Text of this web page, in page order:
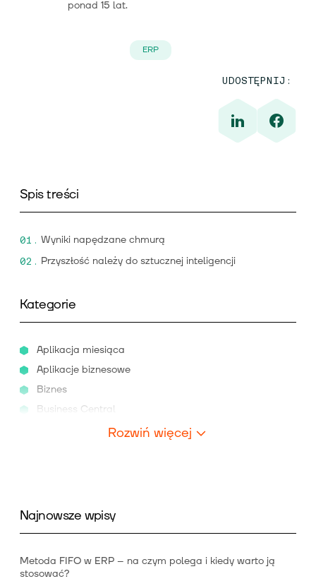
ponad 15 lat.
ERP
UDOSTĘPNIJ:
Spis treści
Wyniki napędzane chmurą
Przyszłość należy do sztucznej inteligencji
Kategorie
Aplikacja miesiąca
Aplikacje biznesowe
Biznes
Business Central
Rozwiń więcej
Najnowsze wpisy
Metoda FIFO w ERP – na czym polega i kiedy warto ją
stosować?